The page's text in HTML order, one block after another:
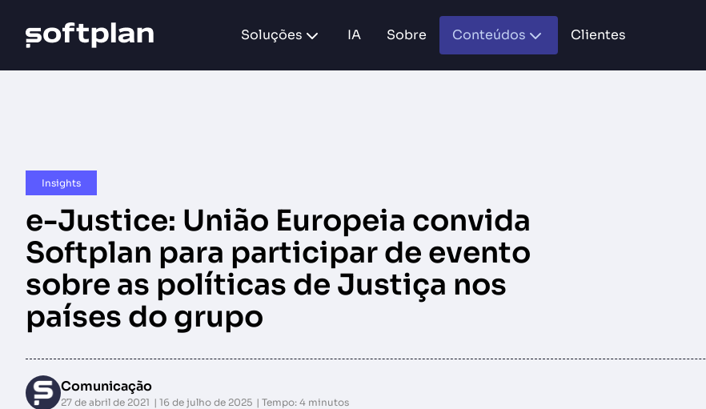
Soluções IA Sobre Conteúdos Clientes
Insights
e-Justice: União Europeia convida
Softplan para participar de evento
sobre as políticas de Justiça nos
países do grupo
Comunicação
27 de abril de 2021 16 de julho de 2025 Tempo: 4 minutos